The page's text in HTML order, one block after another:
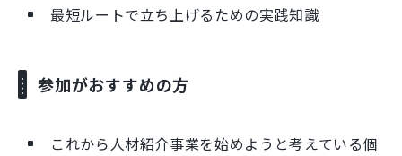
最短ルートで立ち上げるための実践知識
参加がおすすめの方
これから人材紹介事業を始めようと考えている個